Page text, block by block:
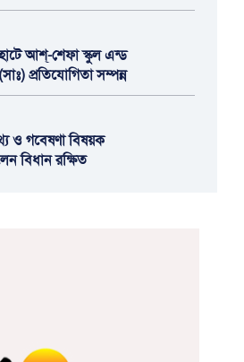
আশ্-শেফা স্কুল এন্ড
প্রতিযোগিতা সম্পন্ন
ও গবেষণা বিষয়ক
বিধান রক্ষিত